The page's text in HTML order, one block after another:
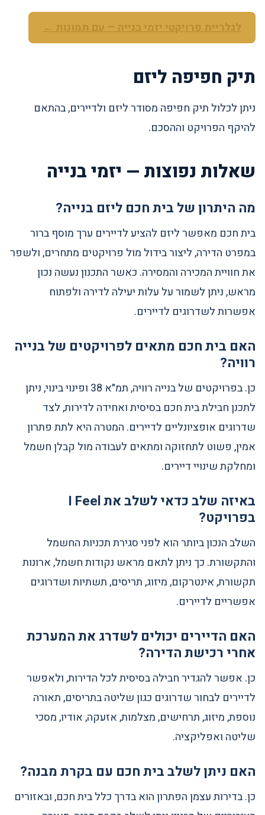
לגלריית פרויקטי יזמי בנייה — עם תמונות ←
תיק חפיפה ליזם
ניתן לכלול תיק חפיפה מסודר ליזם ולדיירים, בהתאם
להיקף הפרויקט וההסכם.
שאלות נפוצות — יזמי בנייה
מה היתרון של בית חכם ליזם בנייה?
בית חכם מאפשר ליזם להציע לדיירים ערך מוסף ברור
במפרט הדירה, ליצור בידול מול פרויקטים מתחרים, ולשפר
את חוויית המכירה והמסירה. כאשר התכנון נעשה נכון
מראש, ניתן לשמור על עלות יעילה לדירה ולפתוח
אפשרות לשדרוגים לדיירים.
האם בית חכם מתאים לפרויקטים של בנייה
רוויה?
כן. בפרויקטים של בנייה רוויה, תמ״א 38 ופינוי בינוי, ניתן
לתכנן חבילת בית חכם בסיסית ואחידה לדירות, לצד
שדרוגים אופציונליים לדיירים. המטרה היא לתת פתרון
אמין, פשוט לתחזוקה ומתאים לעבודה מול קבלן חשמל
ומחלקת שינויי דיירים.
באיזה שלב כדאי לשלב את I Feel
בפרויקט?
השלב הנכון ביותר הוא לפני סגירת תכניות החשמל
והתקשורת. כך ניתן לתאם מראש נקודות חשמל, ארונות
תקשורת, אינטרקום, מיזוג, תריסים, תשתיות ושדרוגים
אפשריים לדיירים.
האם הדיירים יכולים לשדרג את המערכת
אחרי רכישת הדירה?
כן. אפשר להגדיר חבילה בסיסית לכל הדירות, ולאפשר
לדיירים לבחור שדרוגים כגון שליטה בתריסים, תאורה
נוספת, מיזוג, תרחישים, מצלמות, אזעקה, אודיו, מסכי
שליטה ואפליקציה.
האם ניתן לשלב בית חכם עם בקרת מבנה?
כן. בדירות עצמן הפתרון הוא בדרך כלל בית חכם, ובאזורים